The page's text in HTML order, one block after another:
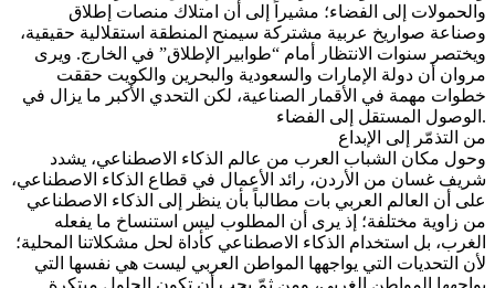
والحمولات إلى الفضاء؛ مشيراً إلى أن امتلاك منصات إطلاق
وصناعة صواريخ عربية مشتركة سيمنح المنطقة استقلالية حقيقية،
ويختصر سنوات الانتظار أمام “طوابير الإطلاق” في الخارج. ويرى
مروان أن دولة الإمارات والسعودية والبحرين والكويت حققت
خطوات مهمة في الأقمار الصناعية، لكن التحدي الأكبر ما يزال في
الوصول المستقل إلى الفضاء.
من التذمّر إلى الإبداع
وحول مكان الشباب العرب من عالم الذكاء الاصطناعي، يشدد
شريف غسان من الأردن، رائد الأعمال في قطاع الذكاء الاصطناعي،
على أن العالم العربي بات مطالباً بأن ينظر إلى الذكاء الاصطناعي
من زاوية مختلفة؛ إذ يرى أن المطلوب ليس استنساخ ما يفعله
الغرب، بل استخدام الذكاء الاصطناعي كأداة لحل مشكلاتنا المحلية؛
لأن التحديات التي يواجهها المواطن العربي ليست هي نفسها التي
يواجهها المواطن الغربي، ومن ثمّ يجب أن تكون الحلول مبتكرة